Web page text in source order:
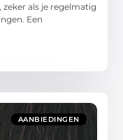
als je regelmatig
Een
AANBIEDINGEN